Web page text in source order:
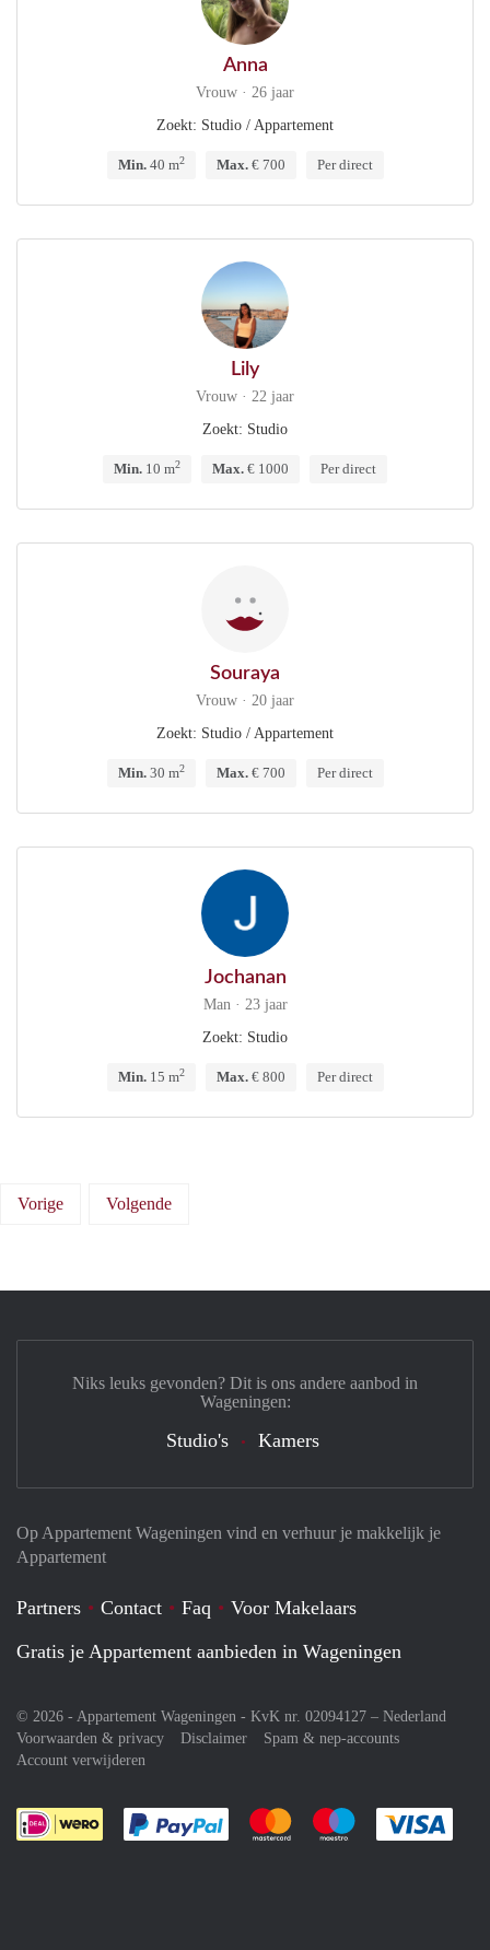
Anna
Vrouw · 26 jaar
Zoekt: Studio / Appartement
Min.40 m2 Max.€ 700 Per direct
Lily
Vrouw · 22 jaar
Zoekt: Studio
Min. 10 m2 Max. € 1000 Per direct
Souraya
Vrouw · 20 jaar
Zoekt: Studio / Appartement
Min.30 m2 Max.€ 700 Per direct
Jochanan
Man · 23 jaar
Zoekt: Studio
Min.15 m2 Max.€ 800 Per direct
Vorige Volgende
Op Appartement Wageningen vind en verhuur je makkelijk je
Appartement
Partners Contact Faq
Voor Makelaars
Gratis je Appartement aanbieden in Wageningen
© 2026 - Appartement Wageningen - KvK nr. 02094127 – Nederland
Voorwaarden & privacy
Disclaimer
Spam & nep-accounts
Account verwijderen
Je rekent gemakkelijk af met Paypal
Je rekent gemakkelijk af met
Je rekent
Niks leuks gevonden? Dit is ons andere aanbod in
Wageningen:
Studio's Kamers